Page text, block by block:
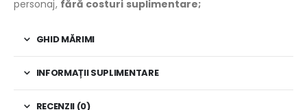
personaj, fără costuri suplimentare;
GHID MĂRIMI
INFORMAȚII SUPLIMENTARE
RECENZII (0)